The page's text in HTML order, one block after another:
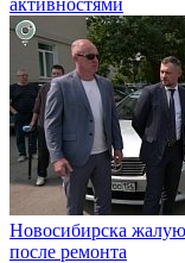
Новосибирска
после ремонта